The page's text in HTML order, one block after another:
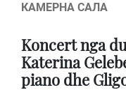
КАМЕРНА САЛА
Koncert nga
Katerina
piano dhe